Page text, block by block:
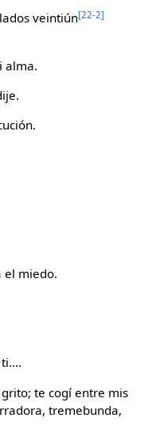
veintiún[22-2]
alma.
el miedo.
te cogí entre mis
tremebunda,